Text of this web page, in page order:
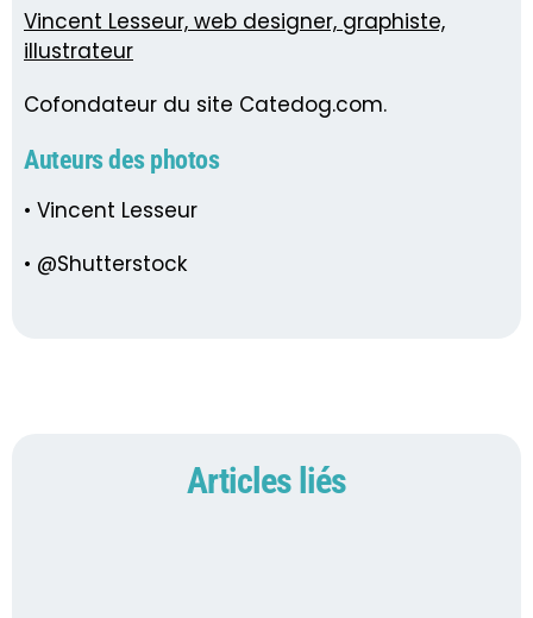
Vincent Lesseur, web designer, graphiste,
illustrateur
Cofondateur du site Catedog.com.
Auteurs des photos
• Vincent Lesseur
• @Shutterstock
Articles liés